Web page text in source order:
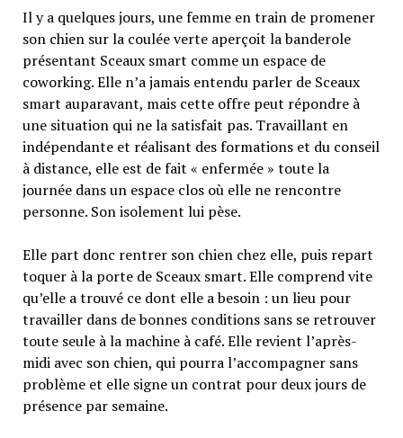
Il y a quelques jours, une femme en train de promener
son chien sur la coulée verte aperçoit la banderole
présentant Sceaux smart comme un espace de
coworking. Elle n’a jamais entendu parler de Sceaux
smart auparavant, mais cette offre peut répondre à
une situation qui ne la satisfait pas. Travaillant en
indépendante et réalisant des formations et du conseil
à distance, elle est de fait « enfermée » toute la
journée dans un espace clos où elle ne rencontre
personne. Son isolement lui pèse.
Elle part donc rentrer son chien chez elle, puis repart
toquer à la porte de Sceaux smart. Elle comprend vite
qu’elle a trouvé ce dont elle a besoin : un lieu pour
travailler dans de bonnes conditions sans se retrouver
toute seule à la machine à café. Elle revient l’après-
midi avec son chien, qui pourra l’accompagner sans
problème et elle signe un contrat pour deux jours de
présence par semaine.